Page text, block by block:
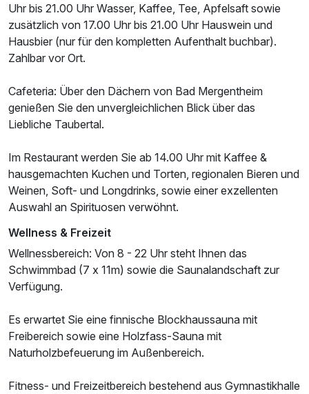
Ausstattung
Einzelzimmer Erlenbach
1 Erwachsenen und 1 Kind
Uhr bis 21.00 Uhr Wasser, Kaffee, Tee, Apfelsaft sowie
zusätzlich von 17.00 Uhr bis 21.00 Uhr Hauswein und
Hausbier (nur für den kompletten Aufenthalt buchbar).
Zahlbar vor Ort.
Cafeteria: Über den Dächern von Bad Mergentheim
genießen Sie den unvergleichlichen Blick über das
Liebliche Taubertal.
Im Restaurant werden Sie ab 14.00 Uhr mit Kaffee &
hausgemachten Kuchen und Torten, regionalen Bieren und
Weinen, Soft- und Longdrinks, sowie einer exzellenten
Auswahl an Spirituosen verwöhnt.
Wellness & Freizeit
Wellnessbereich: Von 8 - 22 Uhr steht Ihnen das
Schwimmbad (7 x 11m) sowie die Saunalandschaft zur
Verfügung.
Es erwartet Sie eine finnische Blockhaussauna mit
Freibereich sowie eine Holzfass-Sauna mit
Naturholzbefeuerung im Außenbereich.
Fitness- und Freizeitbereich bestehend aus Gymnastikhalle